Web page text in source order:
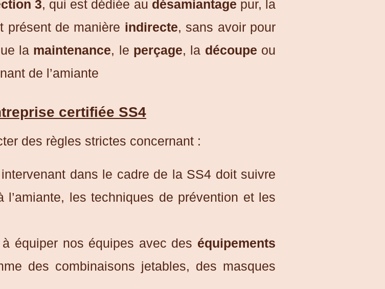
3, qui est dédiée au désamiantage pur, la
présent de manière indirecte, sans avoir pour
la maintenance, le perçage, la découpe ou
de l’amiante
certifiée SS4
des règles strictes concernant :
dans le cadre de la SS4 doit suivre
les techniques de prévention et les
équiper nos équipes avec des équipements
des combinaisons jetables, des masques